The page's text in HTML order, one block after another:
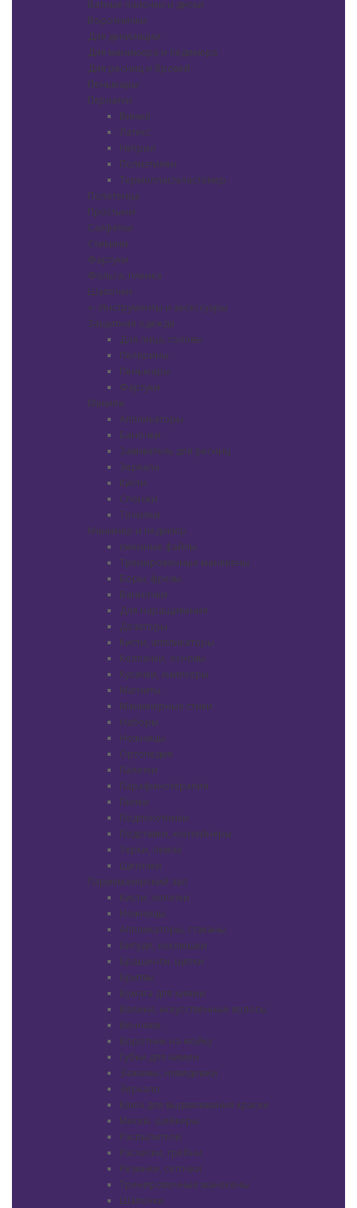
Ватные палочки и диски
Воротнички
Для депиляции
Для маникюра и педикюра
Для ресниц и бровей
Пеньюары
Перчатки
Винил
Латекс
Нитрил
Полиэтилен
Термопластэластомер
Полотенца
Простыни
Салфетки
Стикини
Фартуки
Фольга, пленка
Шапочки
+- Инструменты и аксессуары
Защитная одежда
Для лица, головы
Пелерины
Пеньюары
Фартуки
Макияж
Аппликаторы
Баночки
Завиватель для ресниц
Зеркала
Кисти
Спонжи
Точилки
Маникюр и педикюр
сменные файлы
Тренировочные манекены
Боры, фрезы
Ванночки
Для наращивания
Дозаторы
Кисти, аппликаторы
Колпачки, основы
Кусачки, книпсеры
Магниты
Маникюрные стики
Наборы
Ножницы
Ортопедия
Палетки
Парафинотерапия
Пилки
Подлокотники
Подставки, контейнеры
Терки, пемза
Щеточки
Парикмахерский зал
Кисти, лопатки
Ножницы
Аппликаторы, стаканы
Бигуди, коклюшки
Брашинги, щетки
Бритвы
Бумага для химии
Валики, искусственные волосы
Венчики
Воротник на мойку
Губки для химии
Зажимы, невидимки
Зеркало
Ключ для выдавливания краски
Миски. шейкеры
Распылители
Расчески, гребни
Резинки, сеточки
Тренировочные манекены
Шапочки